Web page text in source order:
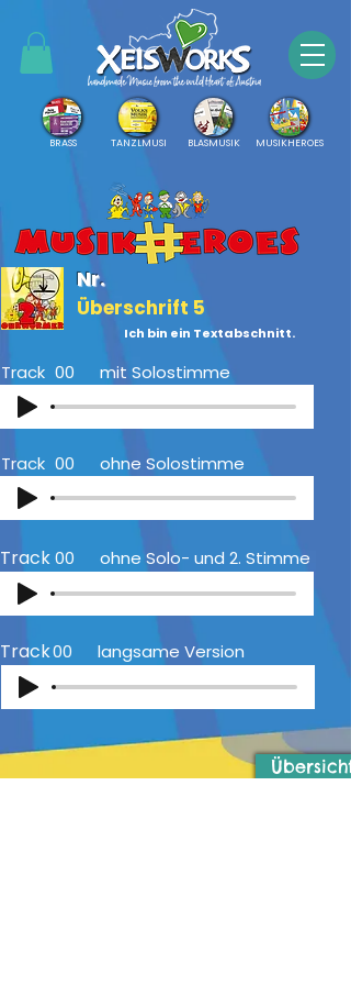
BRASS TANZLMUSI BLASMUSIK MUSIKHEROES
Nr.
Überschrift 5
Ich bin ein Textabschnitt.
Track 00 mit Solostimme
Track 00 ohne Solostimme
Track00 ohne Solo- und 2. Stimme
Track00 langsame Version
Übersicht